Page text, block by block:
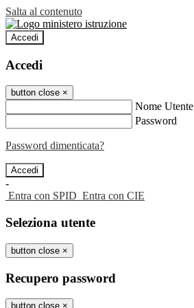
Salta al contenuto
Accedi
Accedi
button close ×
Nome Utente
Password
Password dimenticata?
-
Entra con SPID Entra con CIE
Seleziona utente
button close ×
Recupero password
button close ×